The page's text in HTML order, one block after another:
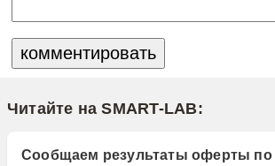
Читайте на SMART-LAB:
Сообщаем результаты оферты